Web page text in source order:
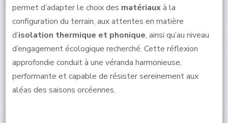
permet d’adapter le choix des matériauxà la
configuration du terrain, aux attentes en matière
d’isolation thermique et phonique, ainsi qu’au niveau
d’engagement écologique recherché. Cette réflexion
approfondie conduit à une véranda harmonieuse,
performante et capable de résister sereinement aux
aléas des saisons orcéennes.